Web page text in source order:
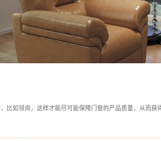
如领尚，这样才能尽可能保障门窗的产品质量，从而获